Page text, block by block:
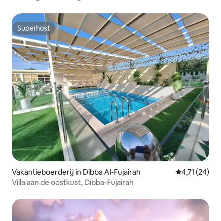
Superhost
Superhost
Vakantieboerderij in Dibba Al-Fujairah Gemiddelde
4,71 (24)
Villa aan de oostkust, Dibba-Fujairah